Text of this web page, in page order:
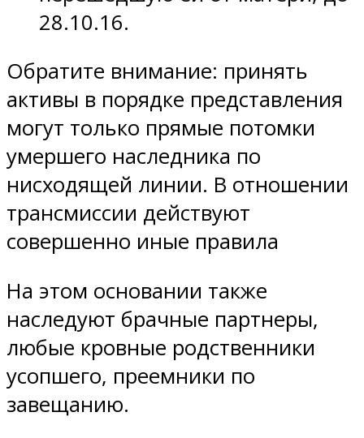
28.10.16.
Обратите внимание: принять
активы в порядке представления
могут только прямые потомки
умершего наследника по
нисходящей линии. В отношении
трансмиссии действуют
совершенно иные правила
На этом основании также
наследуют брачные партнеры,
любые кровные родственники
усопшего, преемники по
завещанию.